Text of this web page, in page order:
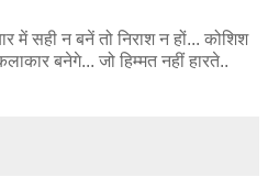
में सही न बनें तो निराश न हों... कोशिश
बनेगे... जो हिम्मत नहीं हारते..